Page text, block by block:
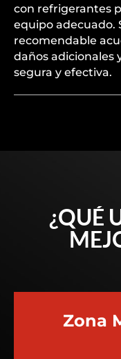
con refrigerantes
equipo adecuado.
recomendable
daños adicionales
segura y efectiva.
¿QUÉ
Zona